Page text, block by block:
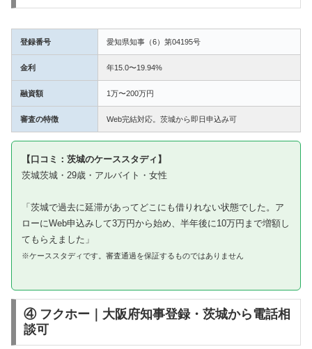
登録番号 愛知県知事（6）第04195号
金利 年15.0〜19.94%
融資額 1万〜200万円
審査の特徴 Web完結対応。茨城から即日申込み可
【口コミ：茨城のケーススタディ】
茨城茨城・29歳・アルバイト・女性
「茨城で過去に延滞があってどこにも借りれない状態でした。ア
ローにWeb申込みして3万円から始め、半年後に10万円まで増額し
てもらえました」
※ケーススタディです。審査通過を保証するものではありません
④ フクホー｜大阪府知事登録・茨城から電話相
談可